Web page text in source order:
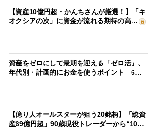
【資産10億円超・かんちさんが厳選！】「キ
オクシアの次」に資金が流れる期待の高…
資産をゼロにして最期を迎える「ゼロ活」、
年代別・計画的にお金を使うポイント 6…
【億り人オールスターが狙う20銘柄】「総資
産69億円超」90歳現役トレーダーから“10…